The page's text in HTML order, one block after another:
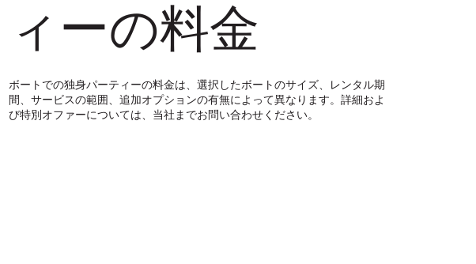
ィーの料金
ボートでの独身パーティーの料金は、選択したボートのサイズ、レンタル期
間、サービスの範囲、追加オプションの有無によって異なります。詳細およ
び特別オファーについては、当社までお問い合わせください。